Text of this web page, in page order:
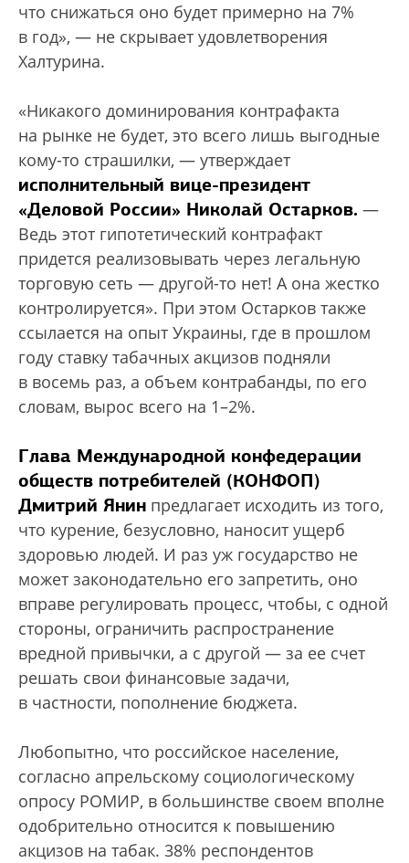
что снижаться оно будет примерно на 7%
в год», — не скрывает удовлетворения
Халтурина.
«Никакого доминирования контрафакта
на рынке не будет, это всего лишь выгодные
кому-то страшилки, — утверждает
исполнительный вице-президент
«Деловой России» Николай Остарков. —
Ведь этот гипотетический контрафакт
придется реализовывать через легальную
торговую сеть — другой-то нет! А она жестко
контролируется». При этом Остарков также
ссылается на опыт Украины, где в прошлом
году ставку табачных акцизов подняли
в восемь раз, а объем контрабанды, по его
словам, вырос всего на 1–2%.
Глава Международной конфедерации
обществ потребителей (КОНФОП)
Дмитрий Янин предлагает исходить из того,
что курение, безусловно, наносит ущерб
здоровью людей. И раз уж государство не
может законодательно его запретить, оно
вправе регулировать процесс, чтобы, с одной
стороны, ограничить распространение
вредной привычки, а с другой — за ее счет
решать свои финансовые задачи,
в частности, пополнение бюджета.
Любопытно, что российское население,
согласно апрельскому социологическому
опросу РОМИР, в большинстве своем вполне
одобрительно относится к повышению
акцизов на табак. 38% респондентов